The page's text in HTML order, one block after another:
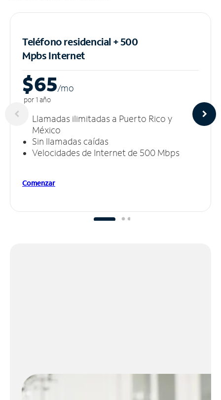
Teléfono residencial + 500
MpbsInternet
$65/mo
por 1 año
Llamadas ilimitadas a Puerto Rico y
México
Sin llamadas caídas
Velocidades de Internet de 500 Mbps
Comenzar